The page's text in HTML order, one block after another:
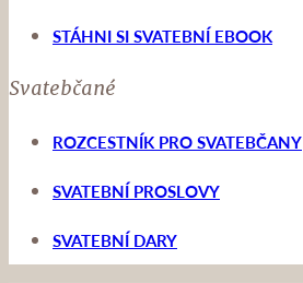
STÁHNI SI SVATEBNÍ EBOOK
Svatebčané
ROZCESTNÍK PRO SVATEBČANY
SVATEBNÍ PROSLOVY
SVATEBNÍ DARY